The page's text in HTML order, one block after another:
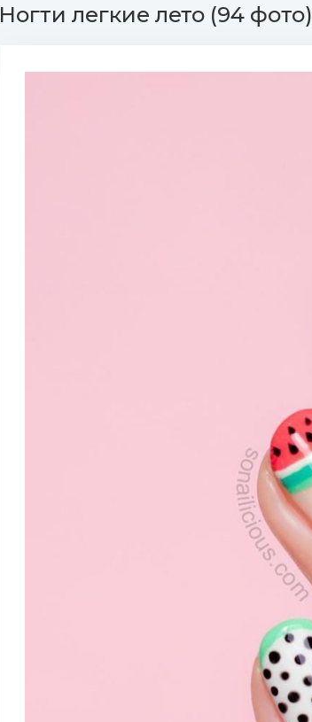
Ногти легкие лето (94 фото)